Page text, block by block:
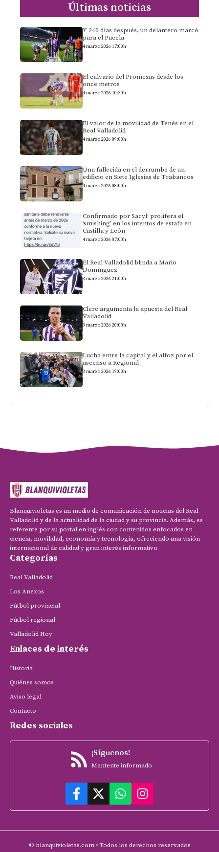
Últimas noticias
Y 240 días después, un delantero marcó
para el Pucela
4 marzo 2026 17:00h
El calvario del Promesas desde los
once metros
4 marzo 2026 10:30h
El valor de la movilidad de Tenés en el
Real Valladolid
4 marzo 2026 09:00h
Una fallecida en el derrumbe de un
edificio en Siete Iglesias de Trabancos
4 marzo 2026 08:00h
Confirmado por Sacyl: prolifera el
‘smishing’ en los intentos de estafa en
Castilla y León
4 marzo 2026 07:00h
El Real Valladolid blinda a Mario
Domínguez
3 marzo 2026 21:00h
Clerc argumenta la apuesta del Real
Valladolid
3 marzo 2026 20:00h
Lucha entre la capital y el alfoz por el
ascenso a Regional
3 marzo 2026 19:00h
Blanquivioletas es un medio de comunicación de noticias del Real
Valladolid y de la actualidad de la ciudad y su provincia. Además, es
referente por su portal en inglés con contenidos enfocados en
ciencia, movilidad, economía y tecnología, ofreciendo una visión
internacional de calidad y gran interés informativo.
Categorías
Real Valladolid
Los Anexos
Fútbol provincial
Fútbol regional
Valladolid Hoy
Enlaces de interés
Historia
Quiénes somos
Aviso legal
Contacto
Redes sociales
¡Síguenos!
Mantente informado
© blanquivioletas.com • Todos los derechos reservados